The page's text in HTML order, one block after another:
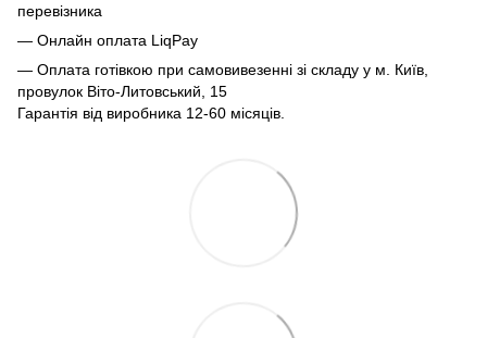
перевізника
— Онлайн оплата LiqPay
— Оплата готівкою при самовивезенні зі складу у м. Київ,
провулок Віто-Литовський, 15
Гарантія від виробника 12-60 місяців.